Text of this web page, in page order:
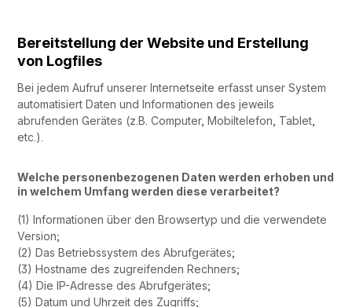
Bereitstellung der Website und Erstellung
von Logfiles
Bei jedem Aufruf unserer Internetseite erfasst unser System
automatisiert Daten und Informationen des jeweils
abrufenden Gerätes (z.B. Computer, Mobiltelefon, Tablet,
etc.).
Welche personenbezogenen Daten werden erhoben und
in welchem Umfang werden diese verarbeitet?
(1) Informationen über den Browsertyp und die verwendete
Version;
(2) Das Betriebssystem des Abrufgerätes;
(3) Hostname des zugreifenden Rechners;
(4) Die IP-Adresse des Abrufgerätes;
(5) Datum und Uhrzeit des Zugriffs;